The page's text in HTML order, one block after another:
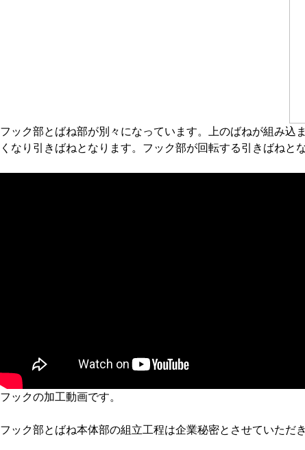
フック部とばね部が別々になっています。上のばねが組み
くなり引きばねとなります。フック部が回転する引きばねと
フックの加工動画です。
フック部とばね本体部の組立工程は企業秘密とさせていただき